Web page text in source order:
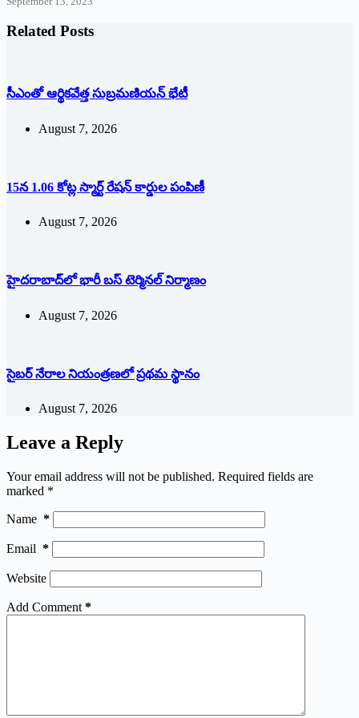
Related Posts
సీఎంతో ఆర్థికవేత్త సుబ్రమణియన్ భేటీ
August 7, 2026
15న 1.06 కోట్ల స్మార్ట్ రేషన్ కార్డుల పంపిణీ
August 7, 2026
హైదరాబాద్‌లో భారీ బస్‌ ‌టెర్మినల్‌ ‌నిర్మాణం
August 7, 2026
సైబర్ నేరాల నియంత్రణలో ప్రథమ స్థానం
August 7, 2026
Leave a Reply
Your email address will not be published. Required fields are
marked *
Name *
Email *
Website
Add Comment *